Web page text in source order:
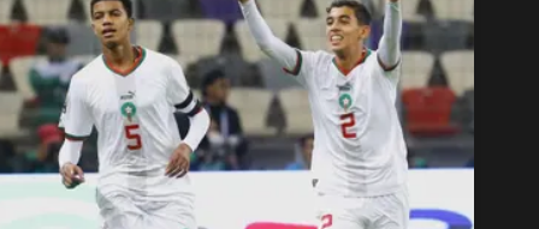
t
Clubs
Classement
Paris sportifs